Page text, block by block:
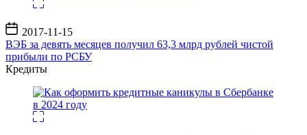
Дата
записи
2017-11-15
ВЭБ за девять месяцев получил 63,3 млрд рублей чистой
прибыли по РСБУ
Кредиты